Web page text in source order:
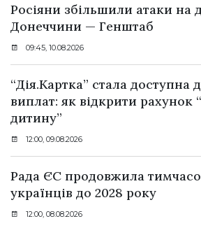
Росіяни збільшили атаки на
Донеччини — Генштаб
09:45, 10.08.2026
“Дія.Картка” стала доступна
виплат: як відкрити рахунок
дитину”
12:00, 09.08.2026
Рада ЄС продовжила
українців до 2028 року
12:00, 08.08.2026